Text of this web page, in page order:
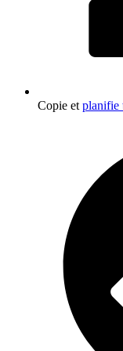
Copie et planifie